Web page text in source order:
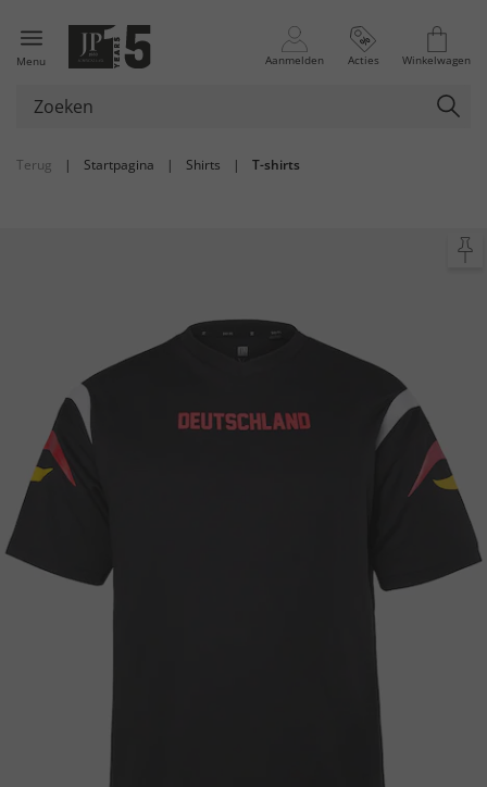
Menu Aanmelden Acties Winkelwagen
Terug | Startpagina | Shirts | T-shirts